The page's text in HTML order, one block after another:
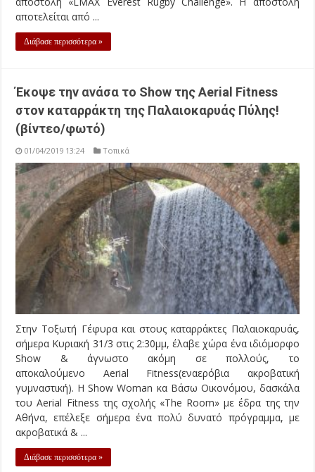
αποτελείται από ...
Διάβασε περισσότερα »
Έκοψε την ανάσα το Show της Aerial Fitness
στον καταρράκτη της Παλαιοκαρυάς Πύλης!
(βίντεο/φωτό)
01/04/2019 13:24 Τοπικά
Στην Τοξωτή Γέφυρα και στους καταρράκτες Παλαιοκαρυάς,
σήμερα Κυριακή 31/3 στις 2:30μμ, έλαβε χώρα ένα ιδιόμορφο
Show & άγνωστο ακόμη σε πολλούς, το
αποκαλούμενο Aerial Fitness(εναερόβια ακροβατική
γυμναστική). Η Show Woman κα Βάσω Οικονόμου, δασκάλα
του Aerial Fitness της σχολής «The Room» με έδρα της την
Αθήνα, επέλεξε σήμερα ένα πολύ δυνατό πρόγραμμα, με
ακροβατικά & ...
Διάβασε περισσότερα »